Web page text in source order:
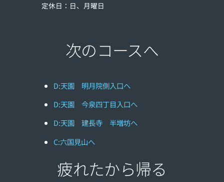
定休日：日、月曜日
次のコースへ
D:天園 明月院側入口へ
D:天園 今泉四丁目入口へ
D:天園 建長寺 半増坊へ
C:六国見山へ
疲れたから帰る